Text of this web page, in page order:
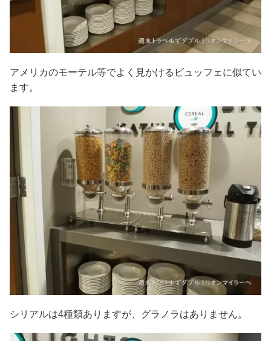
アメリカのモーテル等でよく見かけるビュッフェに似てい
ます。
シリアルは4種類ありますが、グラノラはありません。